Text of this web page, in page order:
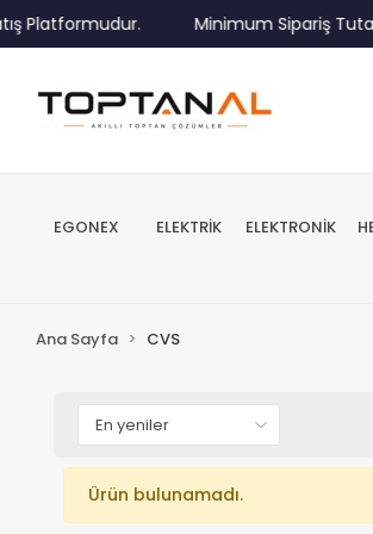
Platformudur. Minimum Sipariş
EGONEX ELEKTRİK ELEKTRONİK
Ana Sayfa CVS
Ürün bulunamadı.